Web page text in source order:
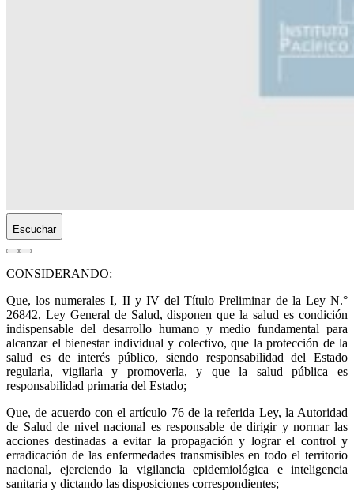
Escuchar
CONSIDERANDO:
Que, los numerales I, II y IV del Título Preliminar de la Ley N.°
26842, Ley General de Salud, disponen que la salud es condición
indispensable del desarrollo humano y medio fundamental para
alcanzar el bienestar individual y colectivo, que la protección de la
salud es de interés público, siendo responsabilidad del Estado
regularla, vigilarla y promoverla, y que la salud pública es
responsabilidad primaria del Estado;
Que, de acuerdo con el artículo 76 de la referida Ley, la Autoridad
de Salud de nivel nacional es responsable de dirigir y normar las
acciones destinadas a evitar la propagación y lograr el control y
erradicación de las enfermedades transmisibles en todo el territorio
nacional, ejerciendo la vigilancia epidemiológica e inteligencia
sanitaria y dictando las disposiciones correspondientes;